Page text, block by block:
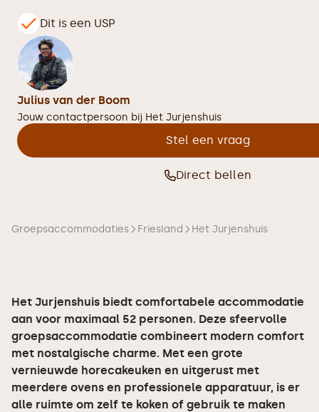
Dit is een USP
Julius van der Boom
Jouw contactpersoon bij Het Jurjenshuis
Stel een vraag
Direct bellen
Groepsaccommodaties Friesland Het Jurjenshuis
Het Jurjenshuis biedt comfortabele accommodatie
aan voor maximaal 52 personen. Deze sfeervolle
groepsaccommodatie combineert modern comfort
met nostalgische charme. Met een grote
vernieuwde horecakeuken en uitgerust met
meerdere ovens en professionele apparatuur, is er
alle ruimte om zelf te koken of gebruik te maken